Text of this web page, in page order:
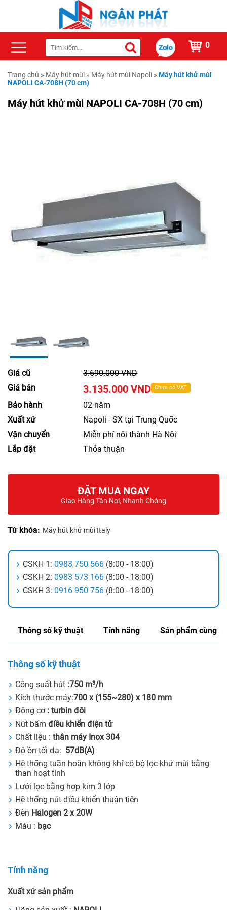
0
Trang chủ » Máy hút mùi » Máy hút mùi Napoli » Máy hút khử mùi
NAPOLI CA-708H (70 cm)
Máy hút khử mùi NAPOLI CA-708H (70 cm)
Giá cũ
3.690.000 VND
Giá bán
3.135.000 VND Chưa có VAT
Bảo hành
02 năm
Xuất xứ
Napoli - SX tại Trung Quốc
Vận chuyển
Miễn phí nội thành Hà Nội
Lắp đặt
Thỏa thuận
ĐẶT MUA NGAY
Giao Hàng Tận Nơi, Nhanh Chóng
Từ khóa: Máy hút khử mùi Italy
CSKH 1: 0983 750 566 (8:00 - 18:00)
CSKH 2: 0983 573 166 (8:00 - 18:00)
CSKH 3: 0916 950 756 (8:00 - 18:00)
Thông số kỹ thuật Tính năng Sản phẩm cùng
Thông số kỹ thuật
Công suất hút :750 m³/h
Kích thước máy:700 x (155~280) x 180 mm
Động cơ: turbin đôi
Nút bấm điều khiển điện tử
Chất liệu : thân máy Inox 304
Độ ồn tối đa: 57dB(A)
Hệ thống tuần hoàn không khí có bộ lọc khử mùi bằng
than hoạt tính
Lưới lọc bằng hợp kim 3 lớp
Hệ thống nút điều khiển thuận tiện
Đèn Halogen 2 x 20W
Màu : bạc
Tính năng
Xuất xứ sản phẩm